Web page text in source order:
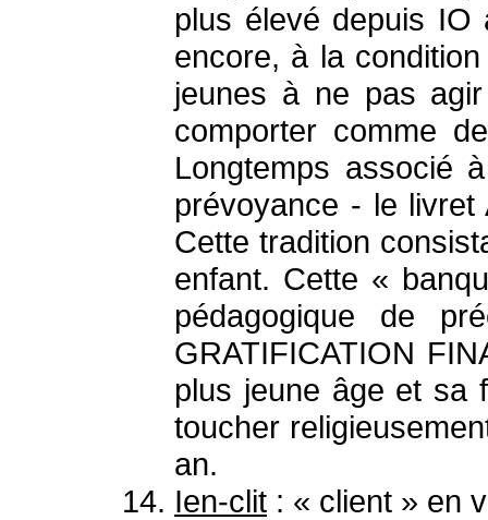
plus élevé depuis IO
encore, à la
jeunes à ne pas
comporter comme
Longtemps associé
prévoyance - le livret
Cette tradition
enfant. Cette «
pédagogique de
GRATIFICATION
plus jeune âge et sa
toucher
an.
Ien-clit : « client » en